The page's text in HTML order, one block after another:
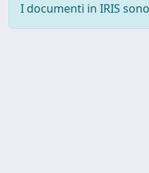
I documenti in IRIS